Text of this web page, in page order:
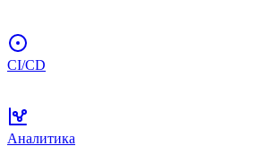
CI/CD
Аналитика